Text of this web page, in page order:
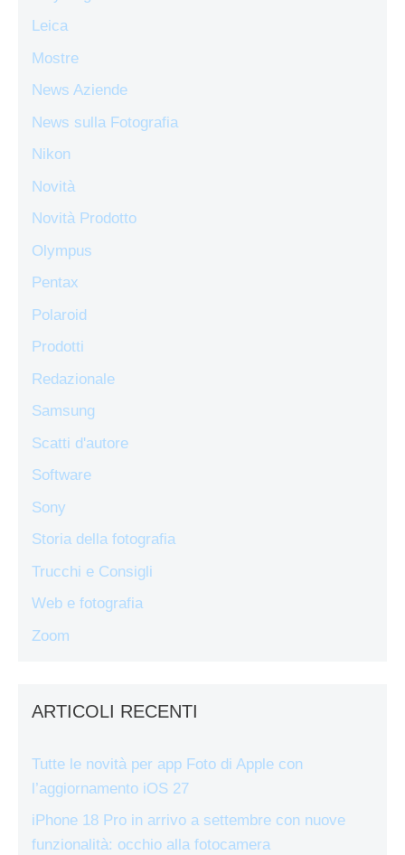
Leica
Mostre
News Aziende
News sulla Fotografia
Nikon
Novità
Novità Prodotto
Olympus
Pentax
Polaroid
Prodotti
Redazionale
Samsung
Scatti d'autore
Software
Sony
Storia della fotografia
Trucchi e Consigli
Web e fotografia
Zoom
ARTICOLI RECENTI
Tutte le novità per app Foto di Apple con
l’aggiornamento iOS 27
iPhone 18 Pro in arrivo a settembre con nuove
funzionalità: occhio alla fotocamera